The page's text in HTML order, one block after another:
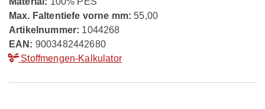
Max. Faltentiefe vorne mm: 55,00
Artikelnummer: 1044268
EAN: 9003482442680
Stoffmengen-Kalkulator